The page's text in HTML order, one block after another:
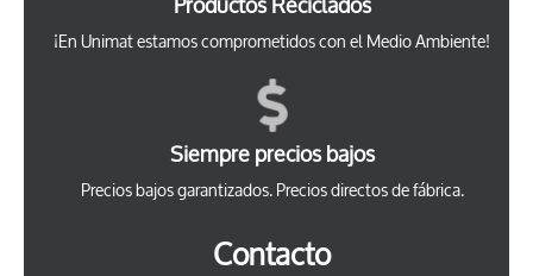
Productos Reciclados
¡En Unimat estamos comprometidos con el Medio Ambiente!
Siempre precios bajos
Precios bajos garantizados. Precios directos de fábrica.
Contacto